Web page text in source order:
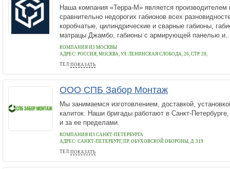
Наша компания «Терра-М» является производителем
сравнительно недорогих габионов всех
коробчатые, цилиндрические и сварные габионы,
матрацы Джамбо, габионы с армирующей панелью
КОМПАНИЯ ИЗ МОСКВЫ
АДРЕС: РОССИЯ, МОСКВА, УЛ. ЛЕНИНСКАЯ СЛОБОДА, 26, СТР. 28,
ТЕЛ:ПОКАЗАТЬ
+79011405825
ООО СПБ Забор Монтаж
Мы занимаемся изготовлением, доставкой,
калиток. Наши бригады работают в Санкт-
и за ее пределами.
КОМПАНИЯ ИЗ САНКТ-ПЕТЕРБУРГА
АДРЕС: САНКТ-ПЕТЕРБУРГ, ПР. ОБУХОВСКОЙ ОБОРОНЫ, Д. 319
ТЕЛ:ПОКАЗАТЬ
+7(967)5108161